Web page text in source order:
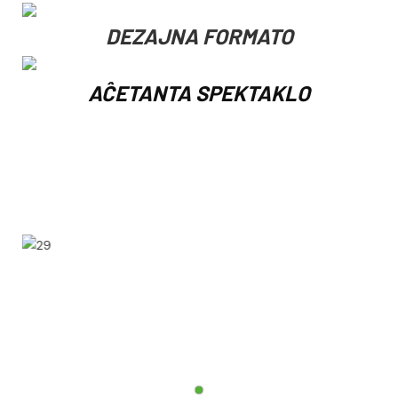
DEZAJNA FORMATO
AĈETANTA SPEKTAKLO